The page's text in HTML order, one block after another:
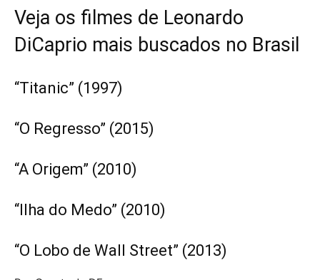
Veja os filmes de Leonardo
DiCaprio mais buscados no Brasil
“Titanic” (1997)
“O Regresso” (2015)
“A Origem” (2010)
“Ilha do Medo” (2010)
“O Lobo de Wall Street” (2013)